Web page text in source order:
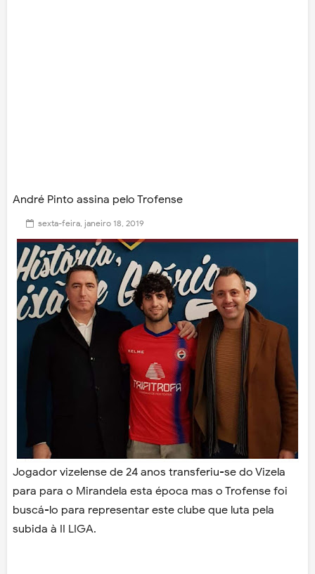
André Pinto assina pelo Trofense
sexta-feira, janeiro 18, 2019
Jogador vizelense de 24 anos transferiu-se do Vizela
para para o Mirandela esta época mas o Trofense foi
buscá-lo para representar este clube que luta pela
subida à II LIGA.